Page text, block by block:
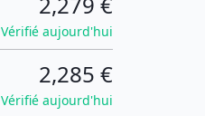
Vérifié aujourd'hui
2,285 €
Vérifié aujourd'hui